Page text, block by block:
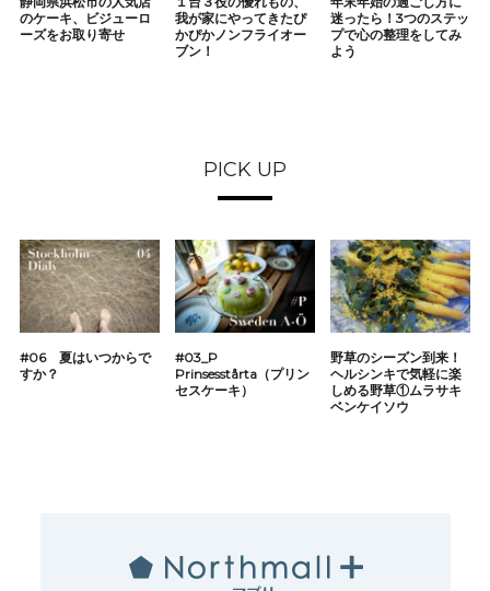
のケーキ、ビジューロ
ーズをお取り寄せ
我が家にやってきたぴ
かぴかノンフライオー
ブン！
迷ったら！3つのステッ
プで心の整理をしてみ
よう
PICK UP
#06 夏はいつからで
すか？
#03_P
Prinsesstårta（プリン
セスケーキ）
野草のシーズン到来！
ヘルシンキで気軽に楽
しめる野草①ムラサキ
ベンケイソウ